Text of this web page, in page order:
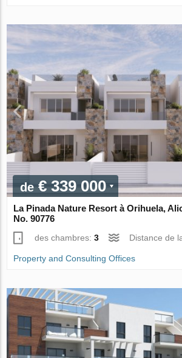
de€ 339 000
La Pinada Nature Resort à Orihuela,
No. 90776
des chambres:3 Distance de
Property and Consulting Offices